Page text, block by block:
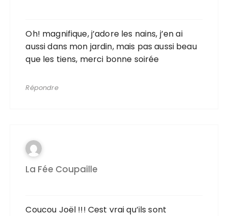
Oh! magnifique, j’adore les nains, j’en ai
aussi dans mon jardin, mais pas aussi beau
que les tiens, merci bonne soirée
Répondre
La Fée Coupaille
Coucou Joël !!! Cest vrai qu’ils sont